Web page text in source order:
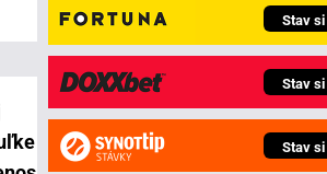
Stav si
Stav si
Stav si